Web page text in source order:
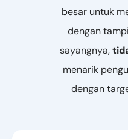
besar untuk
dengan
sayangnya,
menarik
dengan